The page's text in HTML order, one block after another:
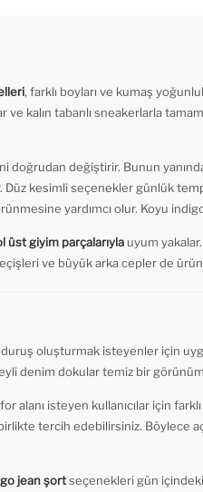
, farklı boyları ve kumaş
ve kalın tabanlı sneakerlarla
değiştirir. Bunun yanında
kesimli seçenekler günlük
yardımcı olur. Koyu
üst giyim parçalarıyla uyum
ve büyük arka cepler de
oluşturmak isteyenler için
denim dokular temiz bir
alanı isteyen kullanıcılar için
tercih edebilirsiniz. Böylece
jean şortseçenekleri gün